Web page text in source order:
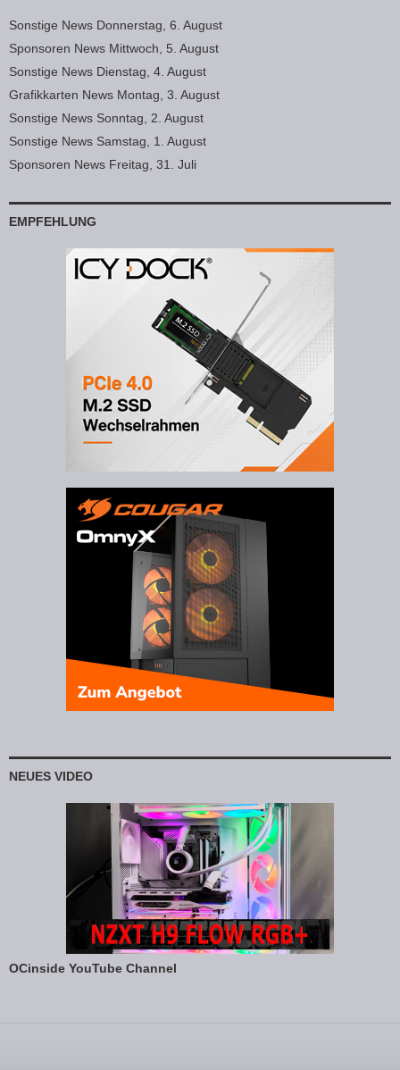
Sonstige News Donnerstag, 6. August
Sponsoren News Mittwoch, 5. August
Sonstige News Dienstag, 4. August
Grafikkarten News Montag, 3. August
Sonstige News Sonntag, 2. August
Sonstige News Samstag, 1. August
Sponsoren News Freitag, 31. Juli
EMPFEHLUNG
NEUES VIDEO
OCinside YouTube Channel